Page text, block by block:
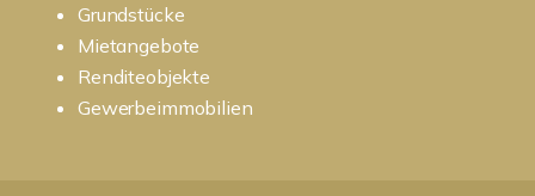
Grundstücke
Mietangebote
Renditeobjekte
Gewerbeimmobilien